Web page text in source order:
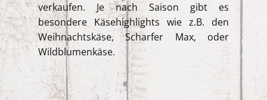
verkaufen. Je nach Saison gibt es
besondere Käsehighlights wie z.B. den
Weihnachtskäse, Scharfer Max, oder
Wildblumenkäse.